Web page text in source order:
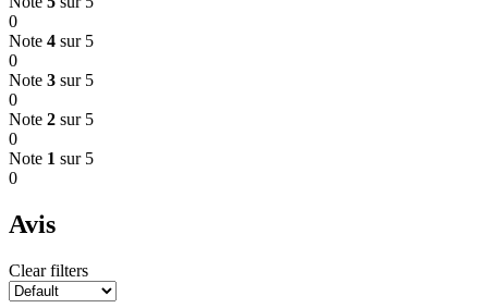
0
Note 4 sur 5
0
Note 3 sur 5
0
Note 2 sur 5
0
Note 1 sur 5
0
Avis
Clear filters